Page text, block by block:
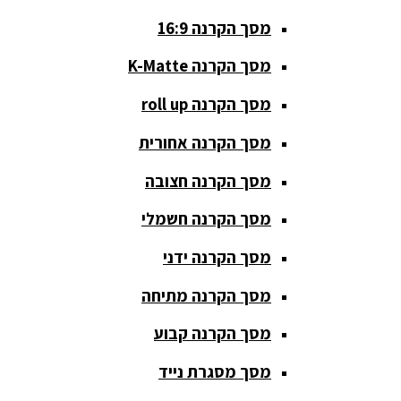
סאבים
וחצובות
ערכת קריוקי
שקטות
מערכות
הגברה
פלטות DJ
קונטרולים
מסך הקרנה 16:9
מסך הקרנה K-Matte
מסך הקרנה roll up
מסך הקרנה אחורית
מסך הקרנה חצובה
מסך הקרנה חשמלי
מסך הקרנה ידני
מסך הקרנה מתיחה
מסך הקרנה קבוע
מסך מסגרת נייד